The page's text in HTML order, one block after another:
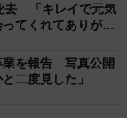
優のファンミー
でいるそうで
去 「キレイで元気
てくれてありがと
業を報告 写真公開
二度見した」